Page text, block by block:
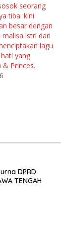
seorang
tiba .kini
besar dengan
istri dari
lagu
yang
& Princes.
DPRD
TENGAH